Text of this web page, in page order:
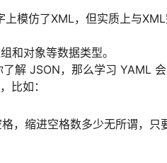
模仿了XML，但实质上与
和对象等数据类型。
解 JSON，那么学习 YAML 会
比如：
，缩进空格数多少无所谓，只